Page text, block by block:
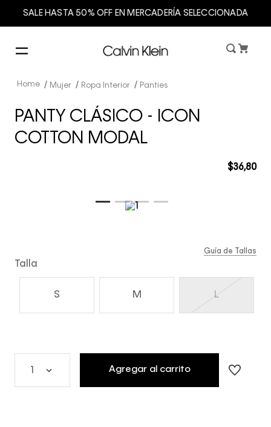
SALE HASTA 50% OFF EN MERCADERÍA SELECCIONADA
Mujer Ropa Interior Panties
PANTY CLÁSICO - ICON
COTTON MODAL
$36,80
Talla
S M L
Guía de Tallas
Agregar al carrito